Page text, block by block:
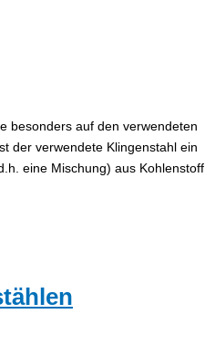
besonders auf den verwendeten
der verwendete Klingenstahl ein
eine Mischung) aus Kohlenstoff